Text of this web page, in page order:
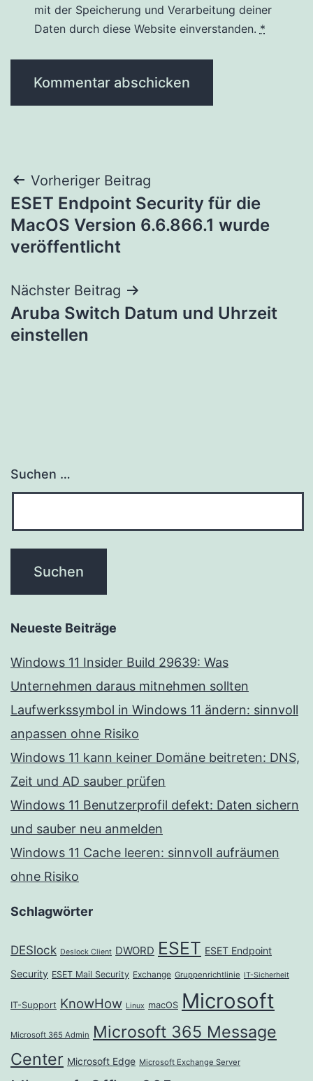
mit der Speicherung und Verarbeitung deiner
Daten durch diese Website einverstanden. *
Beitragsnavigation
Vorheriger Beitrag
ESET Endpoint Security für die
MacOS Version 6.6.866.1 wurde
veröffentlicht
Nächster Beitrag
Aruba Switch Datum und Uhrzeit
einstellen
Suchen …
Neueste Beiträge
Windows 11 Insider Build 29639: Was
Unternehmen daraus mitnehmen sollten
Laufwerkssymbol in Windows 11 ändern: sinnvoll
anpassen ohne Risiko
Windows 11 kann keiner Domäne beitreten: DNS,
Zeit und AD sauber prüfen
Windows 11 Benutzerprofil defekt: Daten sichern
und sauber neu anmelden
Windows 11 Cache leeren: sinnvoll aufräumen
ohne Risiko
Schlagwörter
DESlock Deslock Client DWORD ESET ESET Endpoint
Security ESET Mail Security Exchange Gruppenrichtlinie IT-Sicherheit
IT-Support KnowHow Linux macOS Microsoft
Microsoft 365 Admin Microsoft 365 Message
Center Microsoft Edge Microsoft Exchange Server